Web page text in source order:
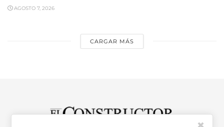
AGOSTO 7, 2026
CARGAR MÁS